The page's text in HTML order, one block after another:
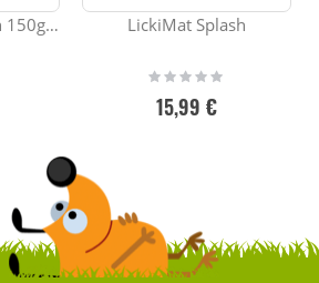
Trainingsleckerchen 150g, glutenfrei LickiMat Splash
Rating:
0%
15,99 €